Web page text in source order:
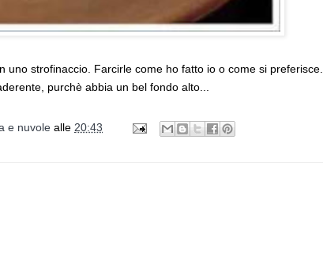
strofinaccio. Farcirle come ho fatto io o come si preferisce.
purchè abbia un bel fondo alto...
e nuvole alle 20:43